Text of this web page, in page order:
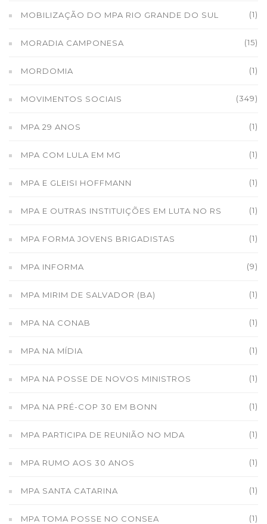
MOBILIZAÇÃO DO MPA RIO GRANDE DO SUL (1)
MORADIA CAMPONESA (15)
MORDOMIA (1)
MOVIMENTOS SOCIAIS (349)
MPA 29 ANOS (1)
MPA COM LULA EM MG (1)
MPA E GLEISI HOFFMANN (1)
MPA E OUTRAS INSTITUIÇÕES EM LUTA NO RS (1)
MPA FORMA JOVENS BRIGADISTAS (1)
MPA INFORMA (9)
MPA MIRIM DE SALVADOR (BA) (1)
MPA NA CONAB (1)
MPA NA MÍDIA (1)
MPA NA POSSE DE NOVOS MINISTROS (1)
MPA NA PRÉ-COP 30 EM BONN (1)
MPA PARTICIPA DE REUNIÃO NO MDA (1)
MPA RUMO AOS 30 ANOS (1)
MPA SANTA CATARINA (1)
MPA TOMA POSSE NO CONSEA (1)